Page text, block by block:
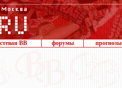
ВВ форумы прогнозы